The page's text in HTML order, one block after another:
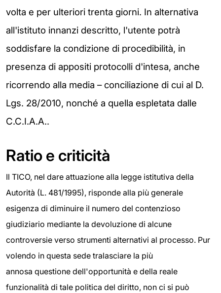
volta e per ulteriori trenta giorni. In alternativa
all'istituto innanzi descritto, l'utente potrà
soddisfare la condizione di procedibilità, in
presenza di appositi protocolli d'intesa, anche
ricorrendo alla media – conciliazione di cui al D.
Lgs. 28/2010, nonché a quella espletata dalle
C.C.I.A.A..
Ratio e criticità
Il TICO, nel dare attuazione alla legge istitutiva della
Autorità (L. 481/1995), risponde alla più generale
esigenza di diminuire il numero del contenzioso
giudiziario mediante la devoluzione di alcune
controversie verso strumenti alternativi al processo. Pur
volendo in questa sede tralasciare la più
annosa questione dell'opportunità e della reale
funzionalità di tale politica del diritto, non ci si può